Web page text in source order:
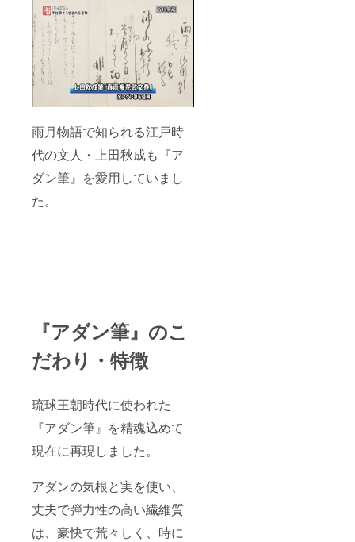
雨月物語で知られる江戸時
代の文人・上田秋成も『ア
ダン筆』を愛用していまし
た。
『アダン筆』 のこ
だわり・特徴
琉球王朝時代に使われた
『アダン筆』を精魂込めて
現在に再現しました。
アダンの気根と実を使い、
丈夫で弾力性の高い繊維質
は、豪快で荒々しく、時に